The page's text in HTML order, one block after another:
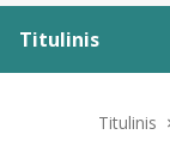
Titulinis
Titulinis